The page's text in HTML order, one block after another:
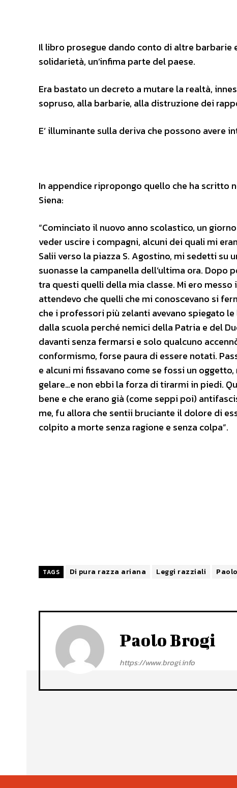
Il libro prosegue dando conto di altre barbarie
solidarietà, un’infima parte del paese.
Era bastato un decreto a mutare la realtà,
sopruso, alla barbarie, alla distruzione dei
E’ illuminante sulla deriva che possono avere
In appendice ripropongo quello che ha scritto
Siena:
“Cominciato il nuovo anno scolastico, un
veder uscire i compagni, alcuni dei quali mi
Salii verso la piazza S. Agostino, mi sedetti
suonasse la campanella dell’ultima ora. Dopo
tra questi quelli della mia classe. Mi ero
attendevo che quelli che mi conoscevano si
che i professori più zelanti avevano spiegato
dalla scuola perché nemici della Patria e del
davanti senza fermarsi e solo qualcuno
conformismo, forse paura di essere notati.
e alcuni mi fissavano come se fossi un
gelare…e non ebbi la forza di tirarmi in piedi.
bene e che erano già (come seppi poi)
me, fu allora che sentii bruciante il dolore di
colpito a morte senza ragione e senza colpa”.
TAGS Di pura razza ariana Leggi razziali
Paolo Brogi
https://www.brogi.info